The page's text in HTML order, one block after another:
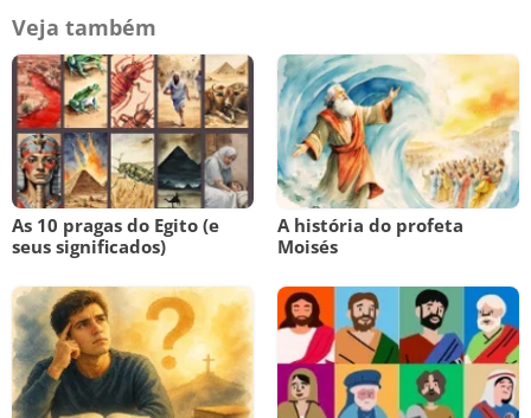
Veja também
As 10 pragas do Egito (e
seus significados)
A história do profeta
Moisés